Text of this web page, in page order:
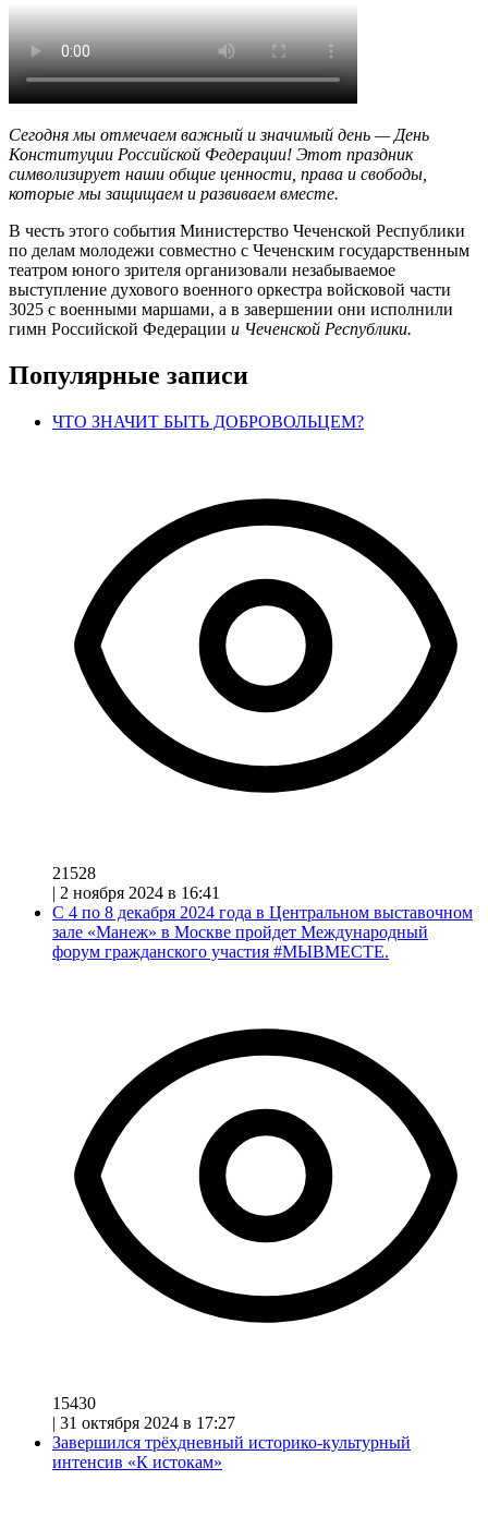
Сегодня мы отмечаем важный и значимый день — День
Конституции Российской Федерации! Этот праздник
символизирует наши общие ценности, права и свободы,
которые мы защищаем и развиваем вместе.
В честь этого события Министерство Чеченской Республики
по делам молодежи совместно с Чеченским государственным
театром юного зрителя организовали незабываемое
выступление духового военного оркестра войсковой части
3025 с военными маршами, а в завершении они исполнили
гимн Российской Федерации и Чеченской Республики.
Популярные записи
ЧТО ЗНАЧИТ БЫТЬ ДОБРОВОЛЬЦЕМ?
21528
| 2 ноября 2024 в 16:41
С 4 по 8 декабря 2024 года в Центральном выставочном
зале «Манеж» в Москве пройдет Международный
форум гражданского участия #МЫВМЕСТЕ.
15430
| 31 октября 2024 в 17:27
Завершился трёхдневный историко-культурный
интенсив «К истокам»